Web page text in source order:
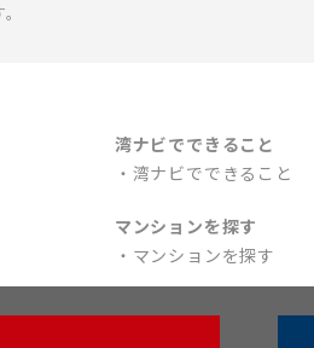
湾ナビでできること
湾ナビでできること
マンションを探す
マンションを探す